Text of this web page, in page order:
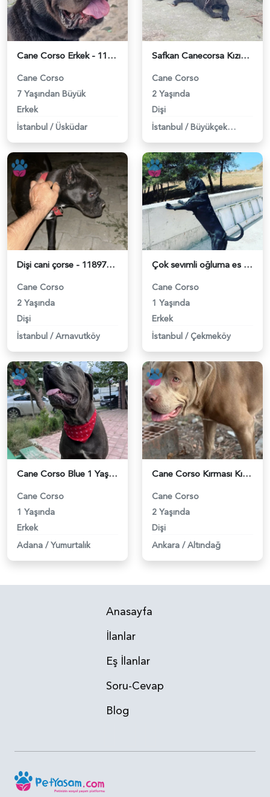
Cane Corso Erkek - 118977041
Cane Corso
7 Yaşından Büyük
Erkek
İstanbul / Üsküdar
Safkan Canecorsa Kızımıza DAMAT Arıyoruz - 118976290
Cane Corso
2 Yaşında
Dişi
İstanbul / Büyükçekmece
Dişi cani çorse - 118974227
Cane Corso
2 Yaşında
Dişi
İstanbul / Arnavutköy
Çok sevımli oğluma es arıyorum - 118972441
Cane Corso
1 Yaşında
Erkek
İstanbul / Çekmeköy
Cane Corso Blue 1 Yaşında Eş Arıyor - 118971630
Cane Corso
1 Yaşında
Erkek
Adana / Yumurtalık
Cane Corso Kırması Kızıma Eş Arıyorum - 118967343
Cane Corso
2 Yaşında
Dişi
Ankara / Altındağ
Anasayfa
İlanlar
Eş İlanlar
Soru-Cevap
Blog